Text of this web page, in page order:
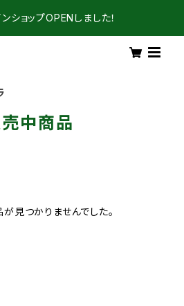
ショップOPENしました！
中商品
見つかりませんでした。